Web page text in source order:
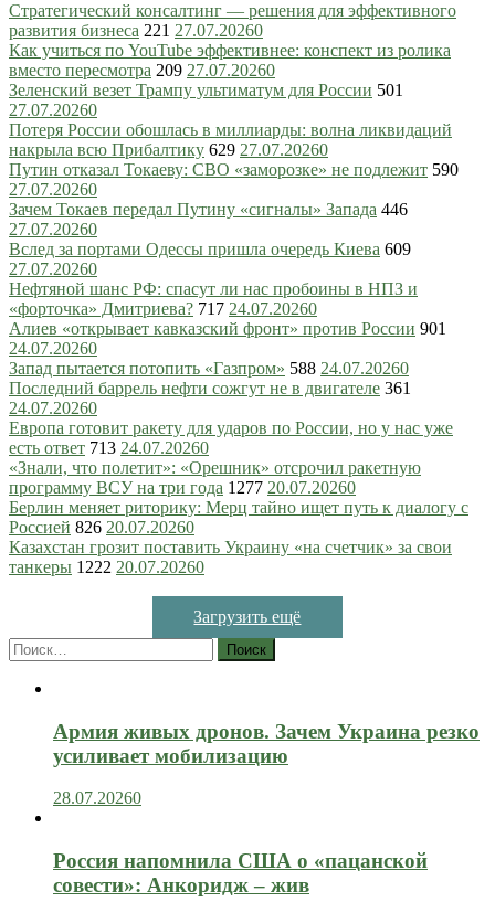
Стратегический консалтинг — решения для эффективного
развития бизнеса 221 27.07.20260
Как учиться по YouTube эффективнее: конспект из ролика
вместо пересмотра 209 27.07.20260
Зеленский везет Трампу ультиматум для России 501
27.07.20260
Потеря России обошлась в миллиарды: волна ликвидаций
накрыла всю Прибалтику 629 27.07.20260
Путин отказал Токаеву: СВО «заморозке» не подлежит 590
27.07.20260
Зачем Токаев передал Путину «сигналы» Запада 446
27.07.20260
Вслед за портами Одессы пришла очередь Киева 609
27.07.20260
Нефтяной шанс РФ: спасут ли нас пробоины в НПЗ и
«форточка» Дмитриева? 717 24.07.20260
Алиев «открывает кавказский фронт» против России 901
24.07.20260
Запад пытается потопить «Газпром» 588 24.07.20260
Последний баррель нефти сожгут не в двигателе 361
24.07.20260
Европа готовит ракету для ударов по России, но у нас уже
есть ответ 713 24.07.20260
«Знали, что полетит»: «Орешник» отсрочил ракетную
программу ВСУ на три года 1277 20.07.20260
Берлин меняет риторику: Мерц тайно ищет путь к диалогу с
Россией 826 20.07.20260
Казахстан грозит поставить Украину «на счетчик» за свои
танкеры 1222 20.07.20260
Загрузить ещё
Найти:
Армия живых дронов. Зачем Украина резко
усиливает мобилизацию
28.07.20260
Россия напомнила США о «пацанской
совести»: Анкоридж – жив